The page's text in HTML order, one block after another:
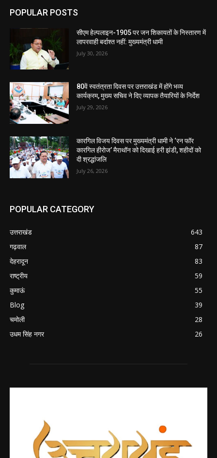
POPULAR POSTS
सीएम हेल्पलाइन-1905 पर जन शिकायतों के निस्तारण में
लापरवाही बर्दाश्त नहीं: मुख्यमंत्री धामी
July 30, 2026
80वें स्वतंत्रता दिवस पर उत्तराखंड में होंगे भव्य
कार्यक्रम, मुख्य सचिव ने दिए व्यापक तैयारियों के निर्देश
July 29, 2026
कारगिल विजय दिवस पर मुख्यमंत्री धामी ने ‘रन फॉर
कारगिल हीरोज’ मैराथॉन को दिखाई हरी झंडी, शहीदों को
दी श्रद्धांजलि
July 26, 2026
POPULAR CATEGORY
उत्तराखंड
643
गढ़वाल
87
देहरादून
83
राष्ट्रीय
59
कुमाऊं
55
Blog
39
चमोली
28
उधम सिंह नगर
26